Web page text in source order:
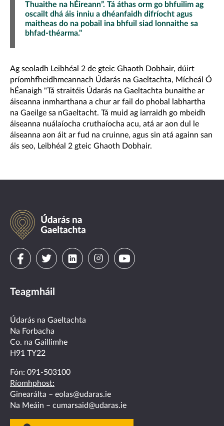
Thuaithe na hÉireann”. Tá áthas orm go bhfuilim ag
oscailt dhá áis inniu a dhéanfaidh difríocht agus
maitheas do na pobail ina bhfuil siad lonnaithe sa
bhfad-théarma."
Ag seoladh Leibhéal 2 de gteic Ghaoth Dobhair, dúirt
príomhfheidhmeannach Údarás na Gaeltachta, Mícheál Ó
hÉanaigh "Tá straitéis Údarás na Gaeltachta bunaithe ar
áiseanna inmharthana a chur ar fail do phobal labhartha
na Gaeilge sa nGaeltacht. Tá muid ag iarraidh go mbeidh
áiseanna nuálaíocha cruthaíocha acu, atá ar aon dul le
áiseanna aon áit ar fud na cruinne, agus sin atá againn san
áis seo, Leibhéal 2 gteic Ghaoth Dobhair.
Údarás
na
Gaeltachta
Visit
on
facebook
Visit
on
twitter
Visit
linkedin
VisitVisit
Teagmháil
Údarás na Gaeltachta
Na Forbacha
Co. na Gaillimhe
H91 TY22
Fón: 091-503100
Ríomhphost:
Ginearálta – eolas@udaras.ie
Na Meáin – cumarsaid@udaras.ie